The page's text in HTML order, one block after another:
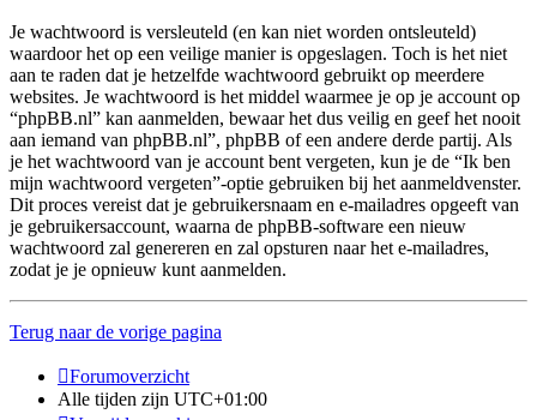
Je wachtwoord is versleuteld (en kan niet worden ontsleuteld)
waardoor het op een veilige manier is opgeslagen. Toch is het niet
aan te raden dat je hetzelfde wachtwoord gebruikt op meerdere
websites. Je wachtwoord is het middel waarmee je op je account op
“phpBB.nl” kan aanmelden, bewaar het dus veilig en geef het nooit
aan iemand van phpBB.nl”, phpBB of een andere derde partij. Als
je het wachtwoord van je account bent vergeten, kun je de “Ik ben
mijn wachtwoord vergeten”-optie gebruiken bij het aanmeldvenster.
Dit proces vereist dat je gebruikersnaam en e-mailadres opgeeft van
je gebruikersaccount, waarna de phpBB-software een nieuw
wachtwoord zal genereren en zal opsturen naar het e-mailadres,
zodat je je opnieuw kunt aanmelden.
Terug naar de vorige pagina
Forumoverzicht
Alle tijden zijn UTC+01:00